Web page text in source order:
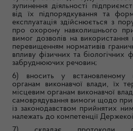
зупинення діяльності
від їх підпорядкування та
експлуатація здійснюється з
про охорону навколишнього
вимог дозволів на
перевищенням нормативів
впливу фізичних та біологічних
забруднюючих речовин;
6) вносить у встановленому
органам виконавчої влади, їх
місцевим органам виконавчої
самоврядування вимоги щодо
із законодавством прийнятих
належать до компетенції